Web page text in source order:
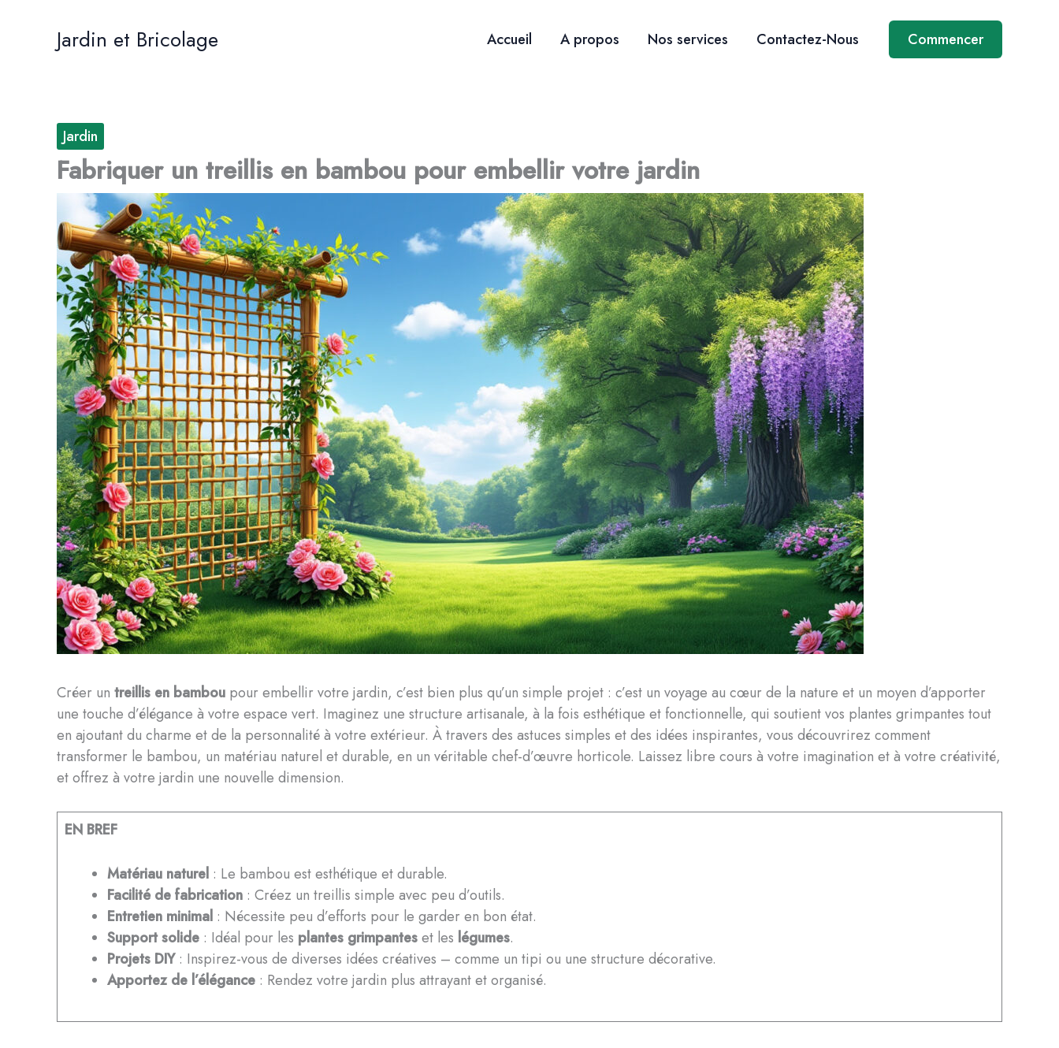
Jardin et Bricolage Accueil A propos Nos services Contactez-Nous Commencer
Jardin
Fabriquer un treillis en bambou pour embellir votre jardin
Créer un treillis en bambou pour embellir votre jardin, c’est bien plus qu’un simple projet : c’est un voyage au cœur de la nature et un moyen d’apporter
une touche d’élégance à votre espace vert. Imaginez une structure artisanale, à la fois esthétique et fonctionnelle, qui soutient vos plantes grimpantes tout
en ajoutant du charme et de la personnalité à votre extérieur. À travers des astuces simples et des idées inspirantes, vous découvrirez comment
transformer le bambou, un matériau naturel et durable, en un véritable chef-d’œuvre horticole. Laissez libre cours à votre imagination et à votre créativité,
et offrez à votre jardin une nouvelle dimension.
EN BREF
Matériau naturel : Le bambou est esthétique et durable.
Facilité de fabrication : Créez un treillis simple avec peu d’outils.
Entretien minimal : Nécessite peu d’efforts pour le garder en bon état.
Support solide : Idéal pour les plantes grimpanteset les légumes.
Projets DIY: Inspirez-vous de diverses idées créatives – comme un tipi ou une structure décorative.
Apportez de l’élégance : Rendez votre jardin plus attrayant et organisé.